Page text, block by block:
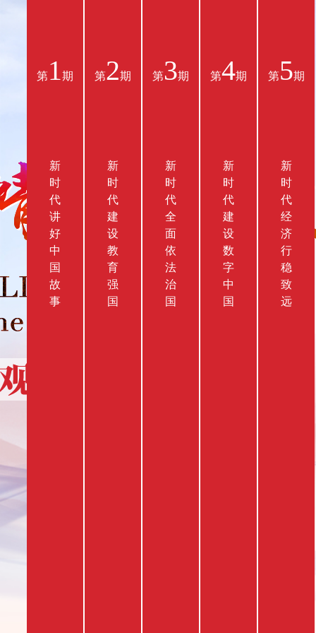
第1期
新
时
代
讲
好
中
国
故
事
第2期
新
时
代
建
设
教
育
强
国
第3期
新
时
代
全
面
依
法
治
国
第4期
新
时
代
建
设
数
字
中
国
第5期
新
时
代
经
济
行
稳
致
远